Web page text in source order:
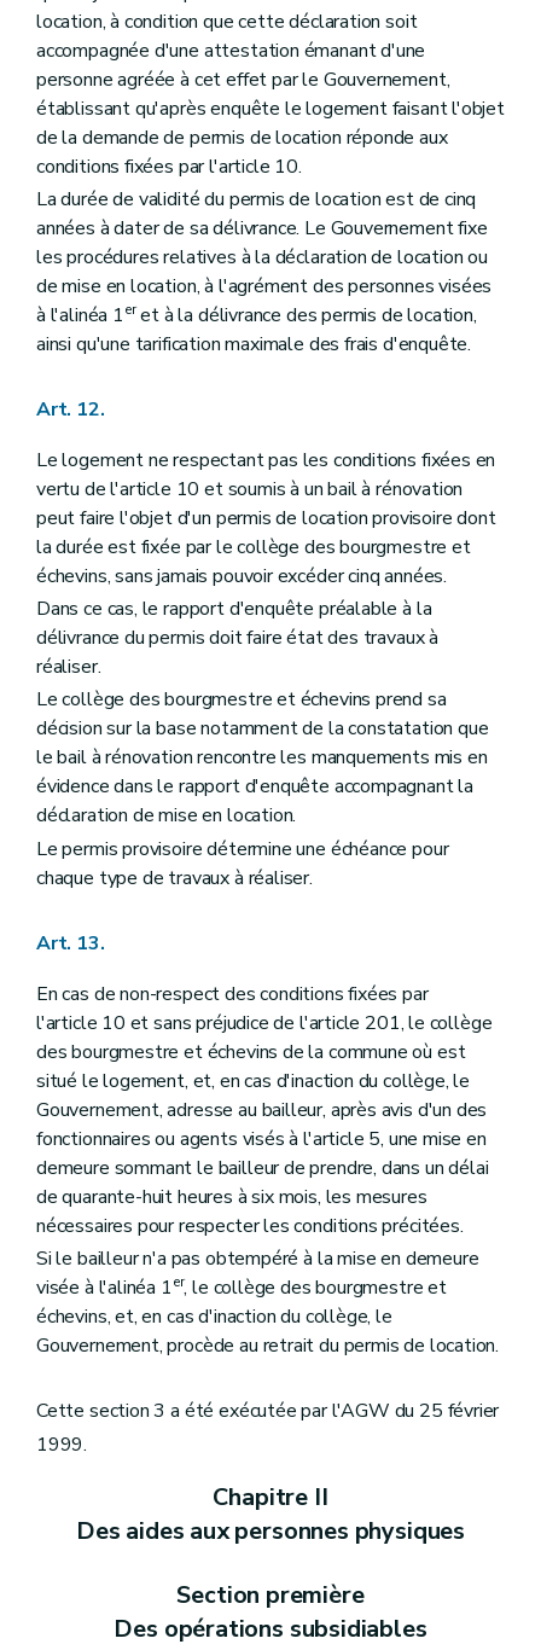
location, à condition que cette déclaration soit
accompagnée d'une attestation émanant d'une
personne agréée à cet effet par le Gouvernement,
établissant qu'après enquête le logement faisant l'objet
de la demande de permis de location réponde aux
conditions fixées par l'article 10.
La durée de validité du permis de location est de cinq
années à dater de sa délivrance. Le Gouvernement fixe
les procédures relatives à la déclaration de location ou
de mise en location, à l'agrément des personnes visées
à l'alinéa 1eret à la délivrance des permis de location,
ainsi qu'une tarification maximale des frais d'enquête.
Art. 12.
Le logement ne respectant pas les conditions fixées en
vertu de l'article 10 et soumis à un bail à rénovation
peut faire l'objet d'un permis de location provisoire dont
la durée est fixée par le collège des bourgmestre et
échevins, sans jamais pouvoir excéder cinq années.
Dans ce cas, le rapport d'enquête préalable à la
délivrance du permis doit faire état des travaux à
réaliser.
Le collège des bourgmestre et échevins prend sa
décision sur la base notamment de la constatation que
le bail à rénovation rencontre les manquements mis en
évidence dans le rapport d'enquête accompagnant la
déclaration de mise en location.
Le permis provisoire détermine une échéance pour
chaque type de travaux à réaliser.
Art. 13.
En cas de non-respect des conditions fixées par
l'article 10 et sans préjudice de l'article 201, le collège
des bourgmestre et échevins de la commune où est
situé le logement, et, en cas d'inaction du collège, le
Gouvernement, adresse au bailleur, après avis d'un des
fonctionnaires ou agents visés à l'article 5, une mise en
demeure sommant le bailleur de prendre, dans un délai
de quarante-huit heures à six mois, les mesures
nécessaires pour respecter les conditions précitées.
Si le bailleur n'a pas obtempéré à la mise en demeure
visée à l'alinéa 1er, le collège des bourgmestre et
échevins, et, en cas d'inaction du collège, le
Gouvernement, procède au retrait du permis de location.
Cette section 3 a été exécutée par l'AGW du 25 février
1999.
Chapitre II
Des aides aux personnes physiques
Section première
Des opérations subsidiables